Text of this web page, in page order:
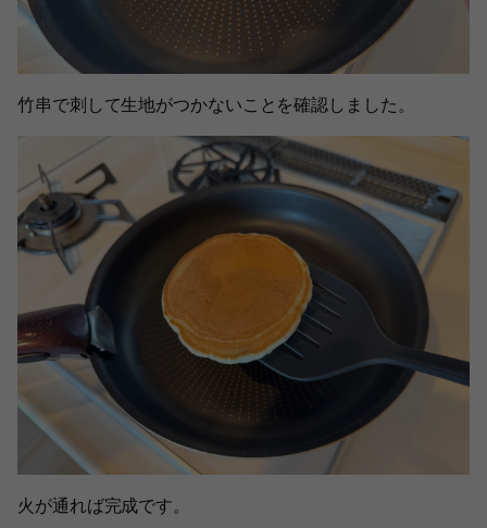
竹串で刺して生地がつかないことを確認しました。
火が通れば完成です。